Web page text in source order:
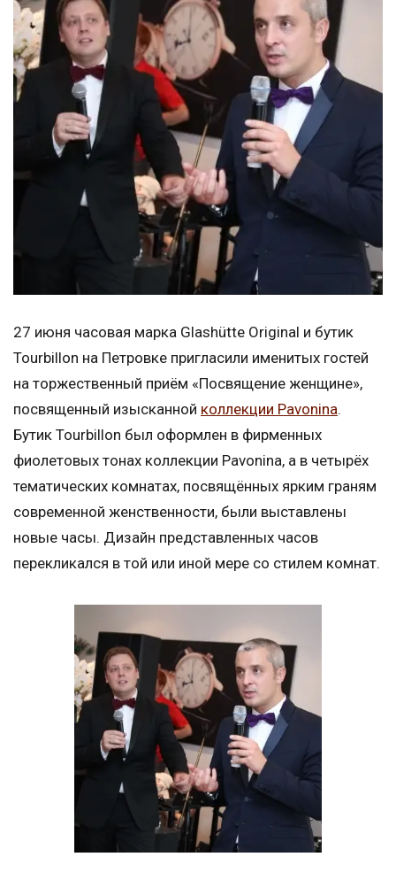
27 июня часовая марка Glashütte Original и бутик
Tourbillon на Петровке пригласили именитых гостей
на торжественный приём «Посвящение женщине»,
посвященный изысканной коллекции Pavonina.
Бутик Tourbillon был оформлен в фирменных
фиолетовых тонах коллекции Pavonina, а в четырёх
тематических комнатах, посвящённых ярким граням
современной женственности, были выставлены
новые часы. Дизайн представленных часов
перекликался в той или иной мере со стилем комнат.